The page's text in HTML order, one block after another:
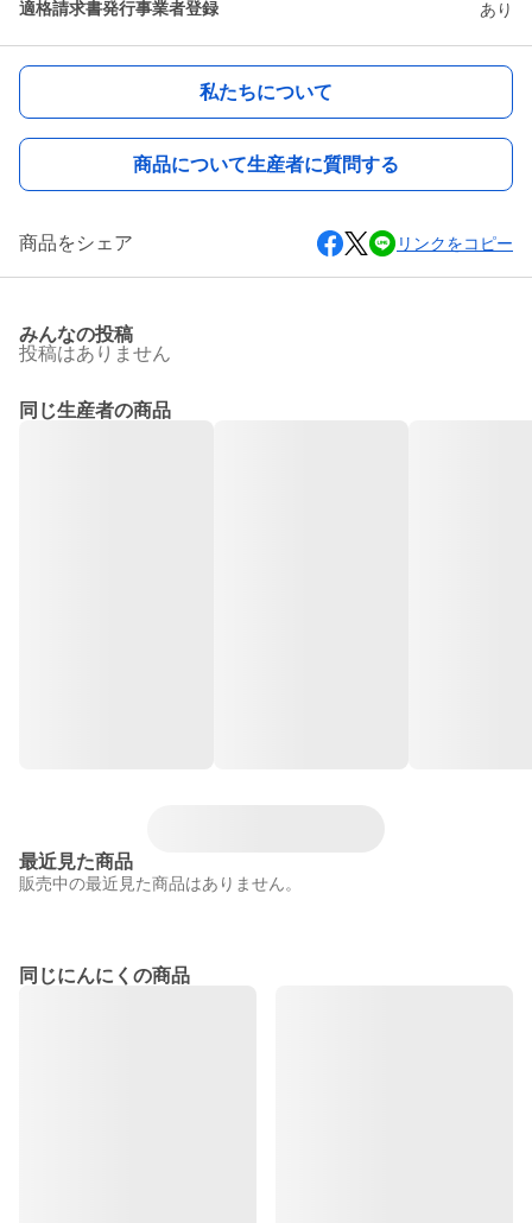
適格請求書発行事業者登録 あり
私たちについて
商品について生産者に質問する
商品をシェア リンクをコピー
みんなの投稿
投稿はありません
同じ生産者の商品
最近見た商品
販売中の最近見た商品はありません。
同じにんにくの商品